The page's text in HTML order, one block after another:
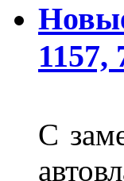
1157,
С